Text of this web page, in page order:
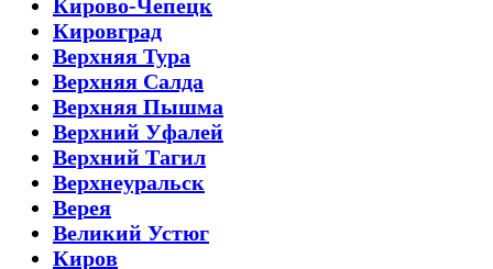
Кирово-Чепецк
Кировград
Верхняя Тура
Верхняя Салда
Верхняя Пышма
Верхний Уфалей
Верхний Тагил
Верхнеуральск
Верея
Великий Устюг
Киров